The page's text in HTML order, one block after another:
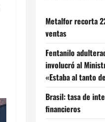
Metalfor recorta
ventas
Fentanilo
involucró al
«Estaba al tanto
Brasil: tasa de
financieros